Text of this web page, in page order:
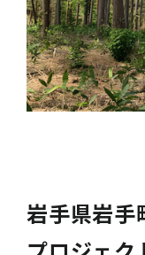
岩手県岩手